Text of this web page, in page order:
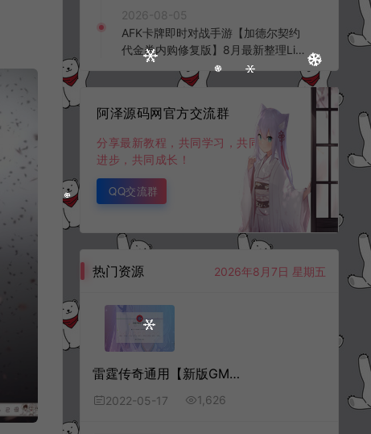
台+全资源安卓+详细搭建教程+视频
教程
2026-08-05
AFK卡牌即时对战手游【加德尔契约
代金券内购修复版】8月最新整理Lin
ux手工服务端+前后端全套源码+CD
K授权后台+安卓苹果双端+详细搭建
阿泽源码网官方交流群
分享最新教程，共同学习，共同
进步，共同成长！
QQ交流群
热门资源 2026年8月7日 星期五
雷霆传奇通用【新版GM授权后台】商业最全功能+多种VIP权限+授权使用时间+一键系统+账号封禁解封+清包+特殊功能+详细安装教程
2022-05-17 1,626